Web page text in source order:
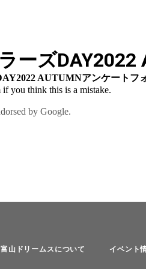
富山ドリームスについて イベント